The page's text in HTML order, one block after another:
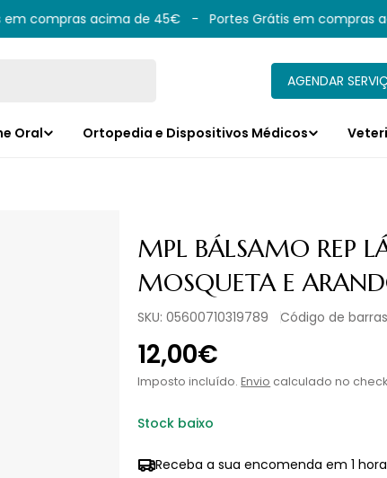
compras acima de 45€ - Portes Grátis em compras
AGENDAR
Oral Ortopedia e Dispositivos Médicos
MPL BÁLSAMO REP
MOSQUETA E
SKU: 05600710319789 Código de
Preço
normal
12,00€
Imposto incluído.Envio calculado no
Stock baixo
Receba a sua encomenda em 1